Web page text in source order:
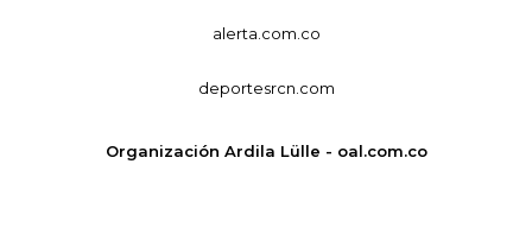
alerta.com.co
deportesrcn.com
Organización Ardila Lülle - oal.com.co